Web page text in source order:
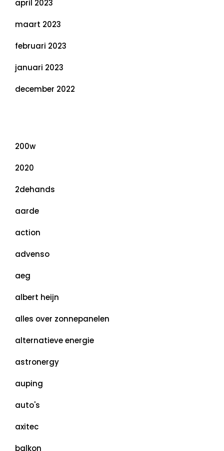
april 2023
maart 2023
februari 2023
januari 2023
december 2022
200w
2020
2dehands
aarde
action
advenso
aeg
albert heijn
alles over zonnepanelen
alternatieve energie
astronergy
auping
auto's
axitec
balkon